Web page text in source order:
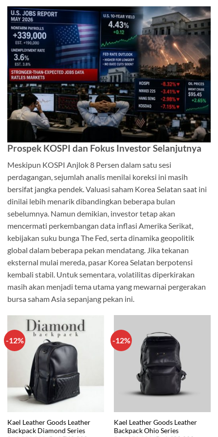
Prospek KOSPI dan Fokus Investor Selanjutnya
Meskipun KOSPI Anjlok 8 Persen dalam satu sesi
perdagangan, sejumlah analis menilai koreksi ini masih
bersifat jangka pendek. Valuasi saham Korea Selatan saat ini
dinilai lebih menarik dibandingkan beberapa bulan
sebelumnya. Namun demikian, investor tetap akan
mencermati perkembangan data inflasi Amerika Serikat,
kebijakan suku bunga The Fed, serta dinamika geopolitik
global dalam beberapa pekan mendatang. Jika tekanan
eksternal mulai mereda, pasar Korea Selatan berpotensi
kembali stabil. Untuk sementara, volatilitas diperkirakan
masih akan menjadi tema utama yang mewarnai pergerakan
bursa saham Asia sepanjang pekan ini.
-12%
Kael Leather Goods Leather
Backpack Diamond Series
-12%
Kael Leather Goods Leather
Backpack Ohio Series